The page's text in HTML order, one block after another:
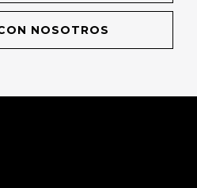
NOSOTROS